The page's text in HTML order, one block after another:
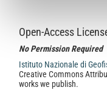
Open-Access
No Permission Required
Istituto Nazionale di
Creative Commons
works we publish.